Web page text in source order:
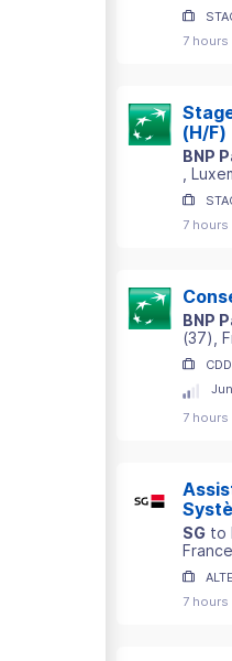
7 hours
(H/F)
BNP
,
7 hours
BNP
(37) ,
CDD
7 hours
SG to
France
7 hours